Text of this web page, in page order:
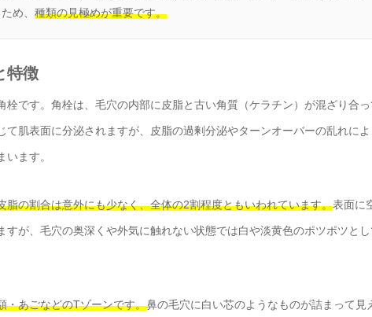
め、 種類の見極めが重要です。
特徴
です。角栓は、毛穴の内部に皮脂と古い角質（ケラチン）が混ざり合
肌表面に分泌されますが、皮脂の過剰分泌やターンオーバーの乱れに
ます。
脂の割合は意外にも少なく、全体の2割程度ともいわれています。表面に
が、毛穴の奥深くや外気に触れない状態では白や淡黄色のポツポツと
・あごなどのTゾーンです。鼻の毛穴に白い芯のようなものが詰まって見